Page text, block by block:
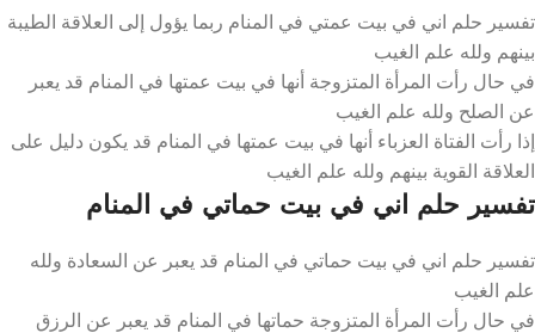
تفسير حلم اني في بيت عمتي في المنام ربما يؤول إلى العلاقة الطيبة
بينهم ولله علم الغيب
في حال رأت المرأة المتزوجة أنها في بيت عمتها في المنام قد يعبر
عن الصلح ولله علم الغيب
إذا رأت الفتاة العزباء أنها في بيت عمتها في المنام قد يكون دليل على
العلاقة القوية بينهم ولله علم الغيب
تفسير حلم اني في بيت حماتي في المنام
تفسير حلم اني في بيت حماتي في المنام قد يعبر عن السعادة ولله
علم الغيب
في حال رأت المرأة المتزوجة حماتها في المنام قد يعبر عن الرزق